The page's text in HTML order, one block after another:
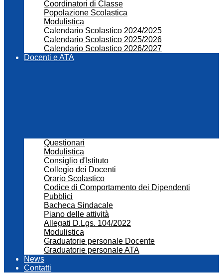
Coordinatori di Classe
Popolazione Scolastica
Modulistica
Calendario Scolastico 2024/2025
Calendario Scolastico 2025/2026
Calendario Scolastico 2026/2027
Docenti e ATA
Questionari
Modulistica
Consiglio d'Istituto
Collegio dei Docenti
Orario Scolastico
Codice di Comportamento dei Dipendenti
Pubblici
Bacheca Sindacale
Piano delle attività
Allegati D.Lgs. 104/2022
Modulistica
Graduatorie personale Docente
Graduatorie personale ATA
News
Contatti